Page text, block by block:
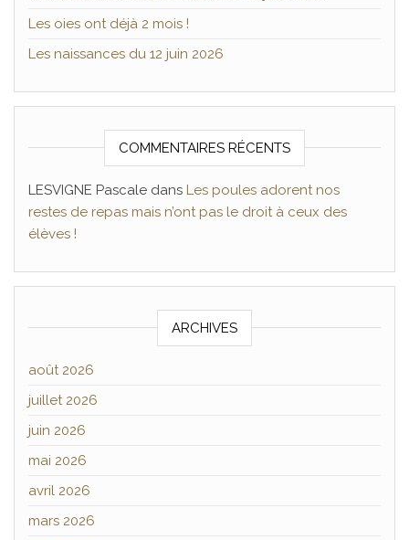
Les oies ont déjà 2 mois !
Les naissances du 12 juin 2026
COMMENTAIRES RÉCENTS
LESVIGNE Pascale dans Les poules adorent nos
restes de repas mais n’ont pas le droit à ceux des
élèves !
ARCHIVES
août 2026
juillet 2026
juin 2026
mai 2026
avril 2026
mars 2026